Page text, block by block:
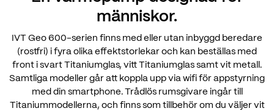
människor.
IVT Geo 600-serien finns med eller utan inbyggd beredare
(rostfri) i fyra olika effektstorlekar och kan beställas med
front i svart Titaniumglas, vitt Titaniumglas samt vit metall.
Samtliga modeller går att koppla upp via wifi för appstyrning
med din smartphone. Trådlös rumsgivare ingår till
Titaniummodellerna, och finns som tillbehör om du väljer vit